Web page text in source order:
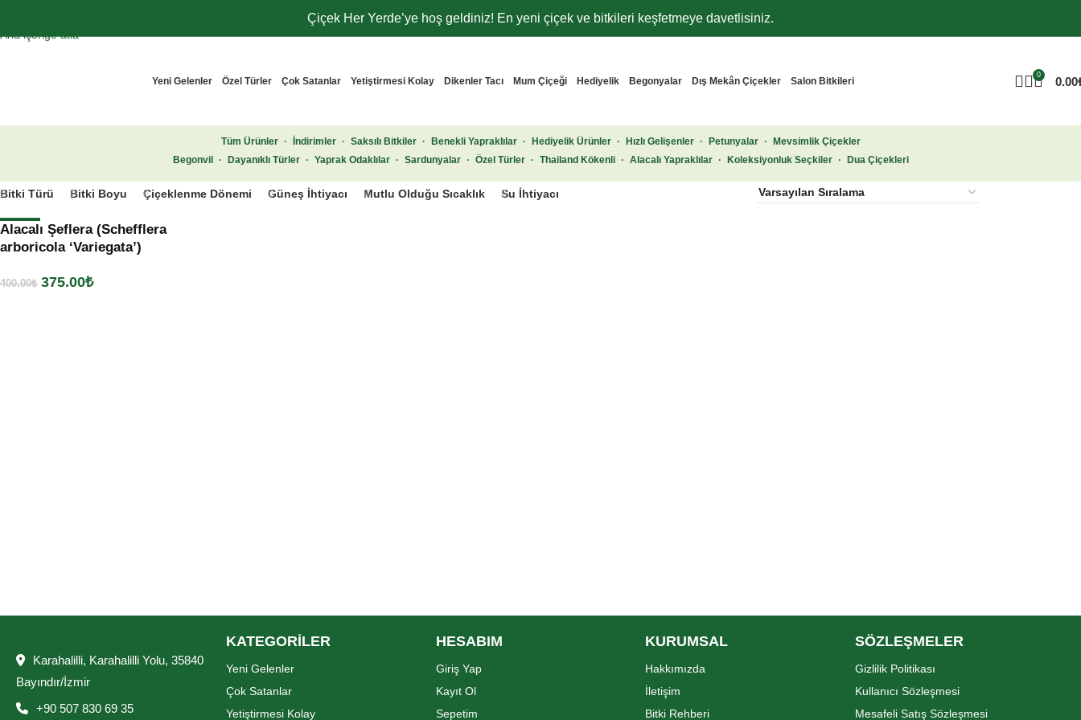
Ana içeriğe atla
Çiçek Her Yerde’ye hoş geldiniz! En yeni çiçek ve bitkileri keşfetmeye davetlisiniz.
Yeni Gelenler Özel Türler Çok Satanlar Yetiştirmesi Kolay Dikenler Tacı Mum Çiçeği Hediyelik Begonyalar Dış Mekân Çiçekler Salon Bitkileri
0 0.00
Tüm Ürünler · İndirimler · Saksılı Bitkiler · Benekli Yapraklılar · Hediyelik Ürünler · Hızlı Gelişenler · Petunyalar ·
Mevsimlik Çiçekler
Begonvil
· Dayanıklı Türler · Yaprak Odaklılar · Sardunyalar · Özel Türler · Thailand Kökenli · Alacalı Yapraklılar · Koleksiyonluk Seçkiler · Dua Çiçekleri
Bitki Türü Bitki Boyu Çiçeklenme Dönemi Güneş İhtiyacı Mutlu Olduğu Sıcaklık Su İhtiyacı
- 6%
Alacalı Şeflera (Schefflera
arboricola ‘Variegata’)
400.00₺ 375.00₺
Karahalilli, Karahalilli Yolu, 35840
Bayındır/İzmir
+90 507 830 69 35
KATEGORİLER
Yeni Gelenler
Çok Satanlar
Yetiştirmesi Kolay
HESABIM
Giriş Yap
Kayıt Ol
Sepetim
KURUMSAL
Hakkımızda
İletişim
Bitki Rehberi
SÖZLEŞMELER
Gizlilik Politikası
Kullanıcı Sözleşmesi
Mesafeli Satış Sözleşmesi